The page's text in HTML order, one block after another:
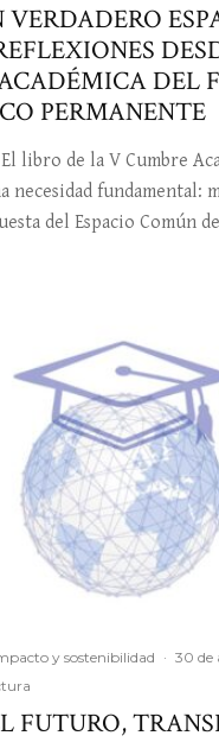
DEL
PERMANENTE
El libro de la V Cumbre
necesidad fundamental:
del Espacio Común
y sostenibilidad · 30 de
FUTURO,